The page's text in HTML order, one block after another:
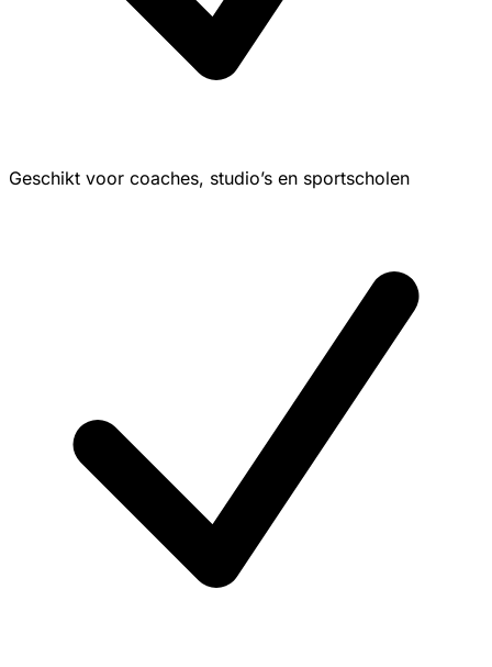
Geschikt voor coaches, studio’s en sportscholen